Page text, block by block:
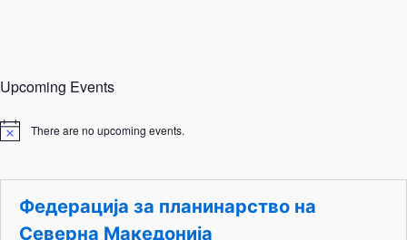
Upcoming Events
N
i
There are no upcoming events.
Федерација за планинарство на
Северна Македонија